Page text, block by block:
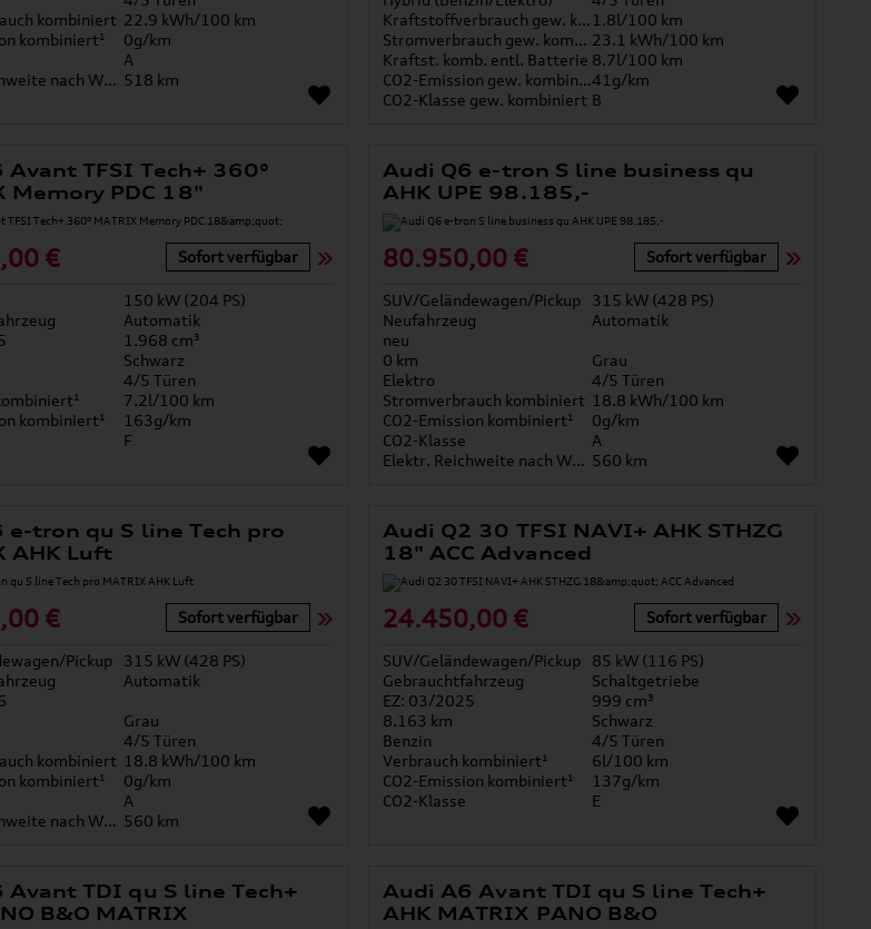
kombiniert 22.9 kWh/100 km
kombiniert¹
0g/km
A
Elektr. Reichweite nach WLTP* 518 km
Kraftstoffverbrauch gew. kombiniert 1.8l/100 km
Stromverbrauch gew. kombiniert 23.1 kWh/100 km
Kraftst. komb. entl. Batterie 8.7l/100 km
CO2-Emission gew. kombiniert41g/km
CO2-Klasse gew. kombiniert B
Avant TFSI Tech+ 360°
Memory PDC 18"
€ Sofort verfügbar
150 kW (204 PS)
Automatik
1.968 cm³
Schwarz
4/5 Türen
7.2l/100 km
kombiniert¹
163g/km
F
Audi Q6 e-tron S line business qu
AHK UPE 98.185,-
80.950,00 € Sofort verfügbar
SUV/Geländewagen/Pickup
315 kW (428 PS)
Neufahrzeug
Automatik
neu
0 km
Grau
Elektro
4/5 Türen
Stromverbrauch kombiniert 18.8 kWh/100 km
CO2-Emission kombiniert¹
0g/km
CO2-Klasse
A
Elektr. Reichweite nach WLTP* 560 km
e-tron qu S line Tech pro
AHK Luft
€ Sofort verfügbar
Pickup
315 kW (428 PS)
Automatik
Grau
4/5 Türen
kombiniert 18.8 kWh/100 km
kombiniert¹
0g/km
A
Elektr. Reichweite nach WLTP* 560 km
Audi Q2 30 TFSI NAVI+ AHK STHZG
18" ACC Advanced
24.450,00 € Sofort verfügbar
SUV/Geländewagen/Pickup
85 kW (116 PS)
Gebrauchtfahrzeug
Schaltgetriebe
EZ: 03/2025
999 cm³
8.163 km
Schwarz
Benzin
4/5 Türen
Verbrauch kombiniert¹
6l/100 km
CO2-Emission kombiniert¹
137g/km
CO2-Klasse
E
Avant TDI qu S line Tech+
B&O MATRIX
Audi A6 Avant TDI qu S line Tech+
AHK MATRIX PANO B&O